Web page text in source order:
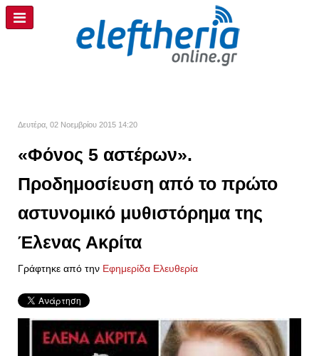
Δευτέρα, 02 Νοεμβρίου 2015 14:20
«Φόνος 5 αστέρων».
Προδημοσίευση από το πρώτο
αστυνομικό μυθιστόρημα της
Έλενας Ακρίτα
Γράφτηκε από την Εφημερίδα Ελευθερία